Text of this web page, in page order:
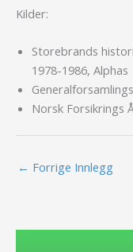
Kilder:
Storebrands
1978-1986, Alphas
Norsk Forsikrings
← Forrige Innlegg